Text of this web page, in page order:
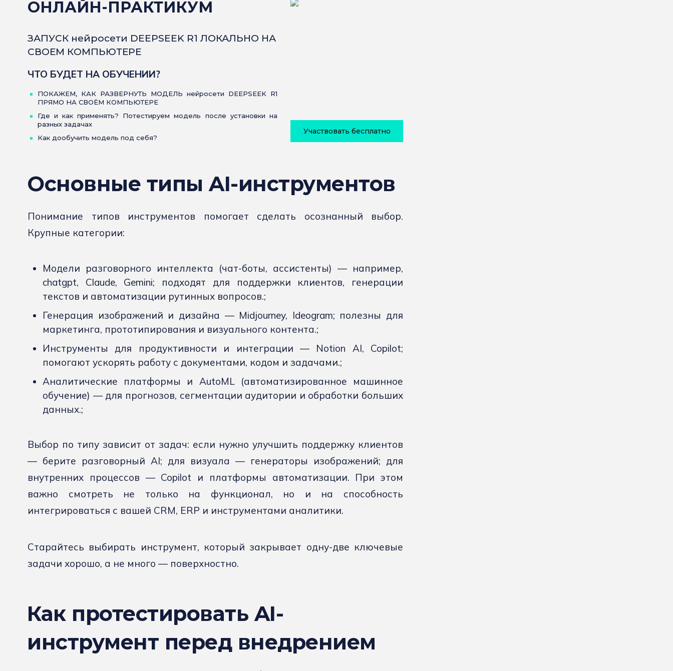
ОНЛАЙН-ПРАКТИКУМ
ЗАПУСК нейросети DEEPSEEK R1 ЛОКАЛЬНО НА
СВОЕМ КОМПЬЮТЕРЕ
ЧТО БУДЕТ НА ОБУЧЕНИИ?
ПОКАЖЕМ, КАК РАЗВЕРНУТЬ МОДЕЛЬ нейросети DEEPSEEK R1
ПРЯМО НА СВОЁМ КОМПЬЮТЕРЕ
Где и как применять? Потестируем модель после установки на
разных задачах
Как дообучить модель под себя?
Участвовать бесплатно
Основные типы AI-инструментов
Понимание типов инструментов помогает сделать осознанный выбор.
Крупные категории:
Модели разговорного интеллекта (чат-боты, ассистенты) — например,
chatgpt, Claude, Gemini; подходят для поддержки клиентов, генерации
текстов и автоматизации рутинных вопросов.;
Генерация изображений и дизайна — Midjourney, Ideogram; полезны для
маркетинга, прототипирования и визуального контента.;
Инструменты для продуктивности и интеграции — Notion AI, Copilot;
помогают ускорять работу с документами, кодом и задачами.;
Аналитические платформы и AutoML (автоматизированное машинное
обучение) — для прогнозов, сегментации аудитории и обработки больших
данных.;
Выбор по типу зависит от задач: если нужно улучшить поддержку клиентов
— берите разговорный AI; для визуала — генераторы изображений; для
внутренних процессов — Copilot и платформы автоматизации. При этом
важно смотреть не только на функционал, но и на способность
интегрироваться с вашей CRM, ERP и инструментами аналитики.
Старайтесь выбирать инструмент, который закрывает одну-две ключевые
задачи хорошо, а не много — поверхностно.
Как протестировать AI-
инструмент перед внедрением